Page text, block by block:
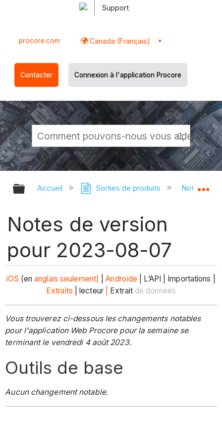
Support
procore.com Canada (Français)
Contacter Connexion à l'application Procore
Développer/réduire la hiérarchie
Accueil Sorties de produits Notes de
Notes de version
pour 2023-08-07
iOS (enanglais seulement) |Androïde | L’API | Importations |
Extraits | lecteur Extrait de données
Vous trouverez ci-dessous les changements notables
pour l'application Web Procore pour la semaine se
terminant le vendredi 4 août 2023.
Outils de base
Aucun changement notable.